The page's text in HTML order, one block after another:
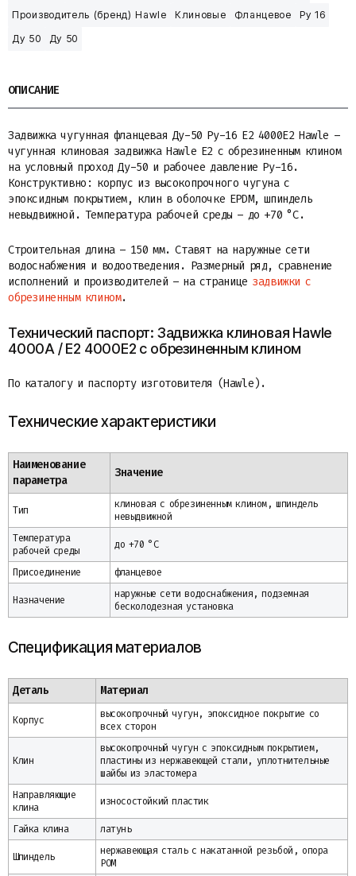
Производитель (бренд) Hawle
Клиновые Фланцевое
Ру 16
Ду 50
Ду 50
ОПИСАНИЕ
Задвижка чугунная фланцевая Ду-50 Ру-16 E2 4000E2 Hawle –
чугунная клиновая задвижка Hawle E2 с обрезиненным клином
на условный проход Ду-50 и рабочее давление Ру-16.
Конструктивно: корпус из высокопрочного чугуна с
эпоксидным покрытием, клин в оболочке EPDM, шпиндель
невыдвижной. Температура рабочей среды – до +70 °C.
Строительная длина – 150 мм. Ставят на наружные сети
водоснабжения и водоотведения. Размерный ряд, сравнение
исполнений и производителей – на странице задвижки с
обрезиненным клином.
Технический паспорт: Задвижка клиновая Hawle
4000A / E2 4000E2 с обрезиненным клином
По каталогу и паспорту изготовителя (Hawle).
Технические характеристики
Наименование
параметра
Значение
Тип
клиновая с обрезиненным клином, шпиндель
невыдвижной
Температура
рабочей среды
до +70 °C
Присоединение фланцевое
Назначение
наружные сети водоснабжения, подземная
бесколодезная установка
Спецификация материалов
Деталь Материал
Корпус
высокопрочный чугун, эпоксидное покрытие со
всех сторон
Клин
высокопрочный чугун с эпоксидным покрытием,
пластины из нержавеющей стали, уплотнительные
шайбы из эластомера
Направляющие
клина
износостойкий пластик
Гайка клина латунь
Шпиндель
нержавеющая сталь с накатанной резьбой, опора
POM